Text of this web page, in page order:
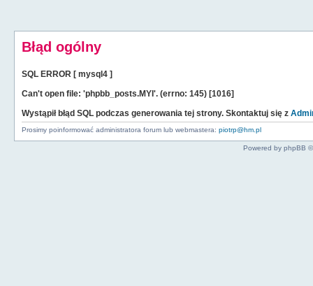
Błąd ogólny
SQL ERROR [ mysql4 ]
Can't open file: 'phpbb_posts.MYI'. (errno: 145) [1016]
Wystąpił błąd SQL podczas generowania tej strony. Skontaktuj się z
Prosimy poinformować administratora forum lub webmastera: piotrp@hm.pl
Powered by phpBB